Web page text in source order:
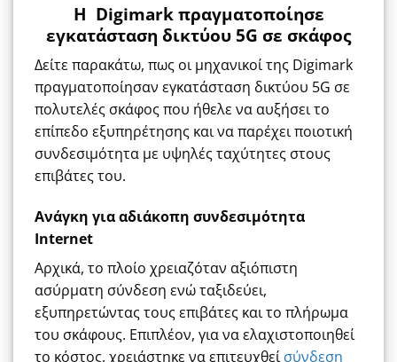
Η Digimark πραγματοποίησε
εγκατάσταση δικτύου 5G σε σκάφος
Δείτε παρακάτω, πως οι μηχανικοί της Digimark
πραγματοποίησαν εγκατάσταση δικτύου 5G σε
πολυτελές σκάφος που ήθελε να αυξήσει το
επίπεδο εξυπηρέτησης και να παρέχει ποιοτική
συνδεσιμότητα με υψηλές ταχύτητες στους
επιβάτες του.
Ανάγκη για αδιάκοπη συνδεσιμότητα
Internet
Αρχικά, το πλοίο χρειαζόταν αξιόπιστη
ασύρματη σύνδεση ενώ ταξιδεύει,
εξυπηρετώντας τους επιβάτες και το πλήρωμα
του σκάφους. Επιπλέον, για να ελαχιστοποιηθεί
το κόστος, χρειάστηκε να επιτευχθείσύνδεση